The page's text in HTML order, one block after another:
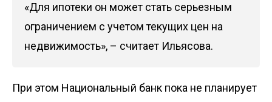
«Для ипотеки он может стать серьезным
ограничением с учетом текущих цен на
недвижимость», – считает Ильясова.
При этом Национальный банк пока не планирует